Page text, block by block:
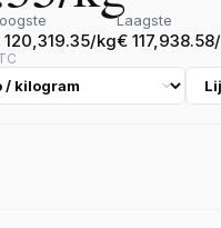
120,319.35/kg
Laagste
€